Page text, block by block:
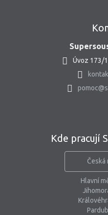
Úvoz 173/
Kde pracují
Česká
Hlavní